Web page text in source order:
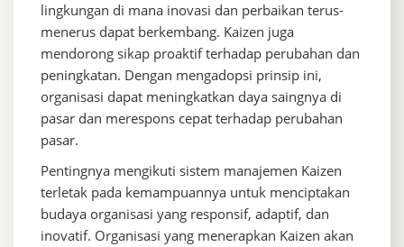
lingkungan di mana inovasi dan perbaikan terus-
menerus dapat berkembang. Kaizen juga
mendorong sikap proaktif terhadap perubahan dan
peningkatan. Dengan mengadopsi prinsip ini,
organisasi dapat meningkatkan daya saingnya di
pasar dan merespons cepat terhadap perubahan
pasar.
Pentingnya mengikuti sistem manajemen Kaizen
terletak pada kemampuannya untuk menciptakan
budaya organisasi yang responsif, adaptif, dan
inovatif. Organisasi yang menerapkan Kaizen akan